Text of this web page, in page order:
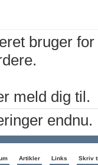
bruger for
meld dig til.
endnu.
Artikler Links Skriv